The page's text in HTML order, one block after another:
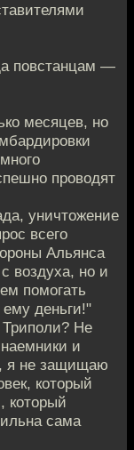
повстанцам —
месяцев, но
проводят
уничтожение
всего
Альянса
воздуха, но и
помогать
деньги!"
Триполи? Не
и
я не защищаю
который
который
сама